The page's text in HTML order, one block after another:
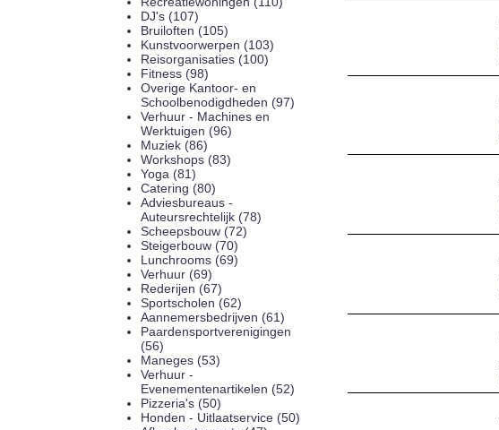
DJ's (107)
Bruiloften (105)
Kunstvoorwerpen (103)
Reisorganisaties (100)
Fitness (98)
Overige Kantoor- en
Schoolbenodigdheden (97)
Verhuur - Machines en
Werktuigen (96)
Muziek (86)
Workshops (83)
Yoga (81)
Catering (80)
Adviesbureaus -
Auteursrechtelijk (78)
Scheepsbouw (72)
Steigerbouw (70)
Lunchrooms (69)
Verhuur (69)
Rederijen (67)
Sportscholen (62)
Aannemersbedrijven (61)
Paardensportverenigingen
(56)
Maneges (53)
Verhuur -
Evenementenartikelen (52)
Pizzeria's (50)
Honden - Uitlaatservice (50)